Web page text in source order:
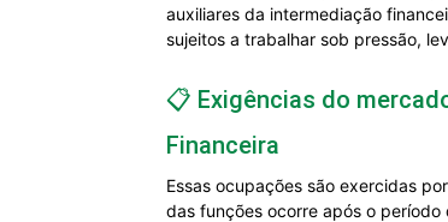
auxiliares da intermediação
sujeitos a trabalhar sob pressão,
📋 Exigências do
Financeira
Essas ocupações são exercidas
das funções ocorre após o